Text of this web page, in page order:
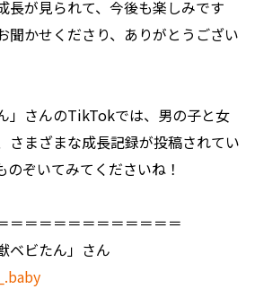
が見られて、今後も楽しみです
聞かせくださり、ありがとうござい
」さんのTikTokでは、男の子と女
さまざまな成長記録が投稿されてい
のぞいてみてくださいね！
＝＝＝＝＝＝＝＝＝＝＝＝
ビたん」さん